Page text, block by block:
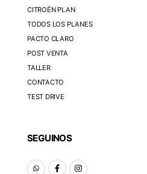
CITROËN PLAN
TODOS LOS PLANES
PACTO CLARO
POST VENTA
TALLER
CONTACTO
TEST DRIVE
SEGUINOS